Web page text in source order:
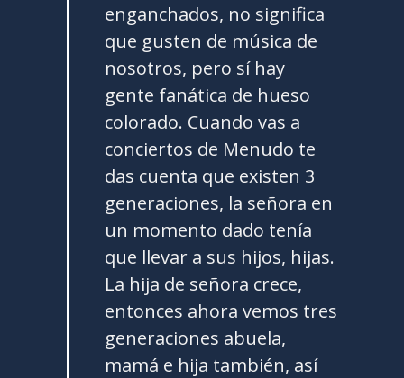
enganchados, no significa
que gusten de música de
nosotros, pero sí hay
gente fanática de hueso
colorado. Cuando vas a
conciertos de Menudo te
das cuenta que existen 3
generaciones, la señora en
un momento dado tenía
que llevar a sus hijos, hijas.
La hija de señora crece,
entonces ahora vemos tres
generaciones abuela,
mamá e hija también, así